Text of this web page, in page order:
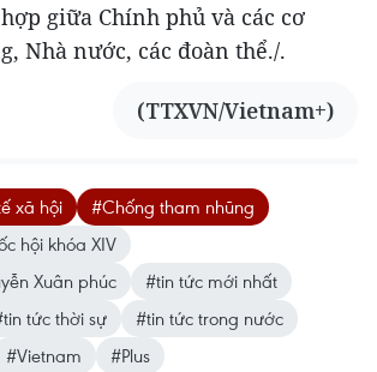
giữa Chính phủ và các cơ
Nhà nước, các đoàn thể./.
(TTXVN/Vietnam+)
xã hội
#Chống tham nhũng
hội khóa XIV
Xuân phúc
#tin tức mới nhất
tức thời sự
#tin tức trong nước
#Vietnam #Plus